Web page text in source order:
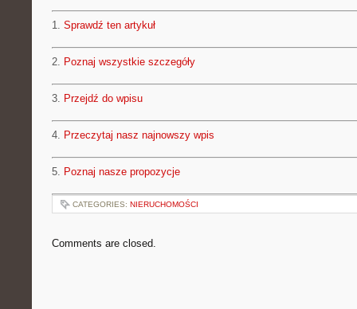
1. Sprawdź ten artykuł
2. Poznaj wszystkie szczegóły
3. Przejdź do wpisu
4. Przeczytaj nasz najnowszy wpis
5. Poznaj nasze propozycje
CATEGORIES: NIERUCHOMOŚCI
Comments are closed.